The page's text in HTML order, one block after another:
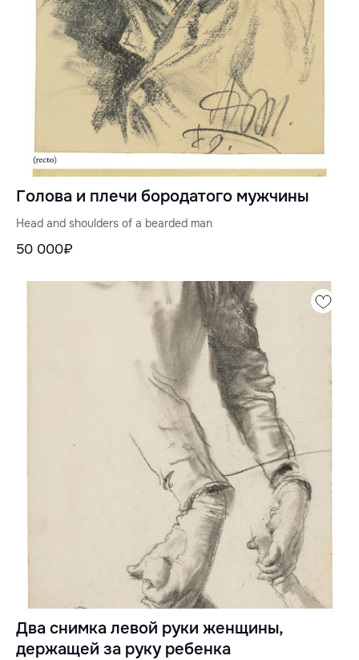
Голова и плечи бородатого мужчины
Head and shoulders of a bearded man
50 000₽
Два снимка левой руки женщины,
держащей за руку ребенка